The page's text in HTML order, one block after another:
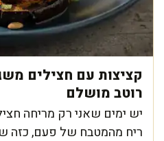
קציצות עם חצילים
רוטב מושלם
יש ימים שאני רק מריחה
ריח מהמטבח של פעם, כזה